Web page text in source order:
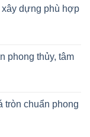
xây dựng phù hợp
phong thủy, tâm
tròn chuẩn phong